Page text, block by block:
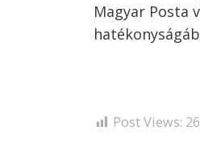
Magyar Posta
Post Views: